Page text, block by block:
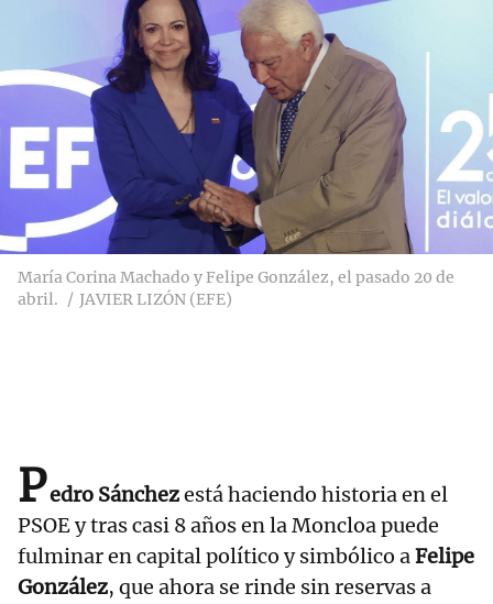
María Corina Machado y Felipe González, el pasado 20 de
abril.
JAVIER LIZÓN (EFE)
Pedro Sánchezestá haciendo historia en el
PSOE y tras casi 8 años en la Moncloa puede
fulminar en capital político y simbólico aFelipe
González, que ahora se rinde sin reservas a